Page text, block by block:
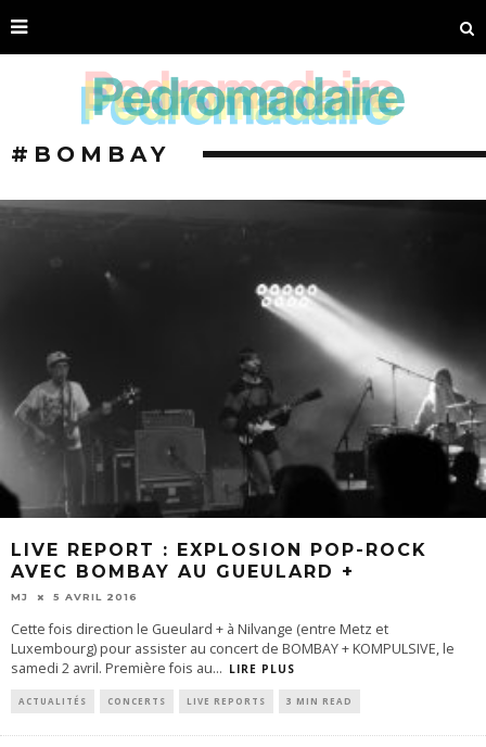
#BOMBAY
LIVE REPORT : EXPLOSION POP-ROCK
AVEC BOMBAY AU GUEULARD +
MJ 5 AVRIL 2016
Cette fois direction le Gueulard + à Nilvange (entre Metz et
Luxembourg) pour assister au concert de BOMBAY + KOMPULSIVE, le
samedi 2 avril. Première fois au... LIRE PLUS
ACTUALITÉS CONCERTS LIVE REPORTS 3 MIN READ